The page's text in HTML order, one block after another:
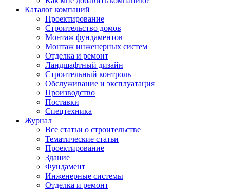
Каталог компаний
Проектирование
Строительство домов
Монтаж фундаментов
Монтаж инженерных систем
Отделка и ремонт
Ландшафтный дизайн
Строительный контроль
Обслуживание и эксплуатация
Производство
Поставки
Спецтехника
Журнал
Все статьи о строительстве
Тематические статьи
Проектирование
Здание
Фундамент
Инженерные системы
Отделка и ремонт